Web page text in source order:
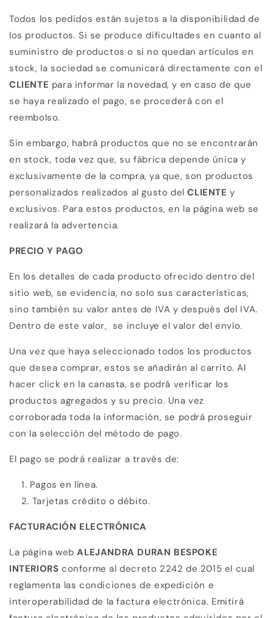
Todos los pedidos están sujetos a la disponibilidad de
los productos. Si se produce dificultades en cuanto al
suministro de productos o si no quedan artículos en
stock, la sociedad se comunicará directamente con el
CLIENTE para informar la novedad, y en caso de que
se haya realizado el pago, se procederá con el
reembolso.
Sin embargo, habrá productos que no se encontrarán
en stock, toda vez que, su fábrica depende única y
exclusivamente de la compra, ya que, son productos
personalizados realizados al gusto delCLIENTE y
exclusivos. Para estos productos, en la página web se
realizará la advertencia.
PRECIO Y PAGO
En los detalles de cada producto ofrecido dentro del
sitio web, se evidencia, no solo sus características,
sino también su valor antes de IVA y después del IVA.
Dentro de este valor, se incluye el valor del envío.
Una vez que haya seleccionado todos los productos
que desea comprar, estos se añadirán al carrito. Al
hacer click en la canasta, se podrá verificar los
productos agregados y su precio. Una vez
corroborada toda la información, se podrá proseguir
con la selección del método de pago.
El pago se podrá realizar a través de:
Pagos en línea.
Tarjetas crédito o débito.
FACTURACIÓN ELECTRÓNICA
La página web ALEJANDRA DURAN BESPOKE
INTERIORS conforme al decreto 2242 de 2015 el cual
reglamenta las condiciones de expedición e
interoperabilidad de la factura electrónica. Emitirá